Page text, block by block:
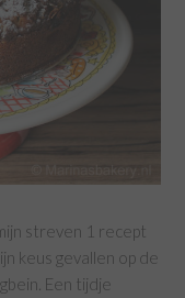
streven 1 recept
keus gevallen op de
Een tijdje